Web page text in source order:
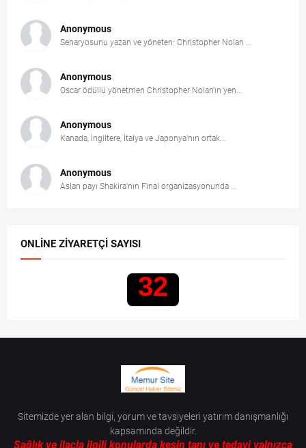
Anonymous
Senaryosunu yazan ve yöneten: Christopher Nolan ...
Anonymous
Oscar ödüllü yönetmen Christopher Nolan'ın yen...
Anonymous
Kanada, İngiltere, İtalya ve Japonya'nın ortak...
Anonymous
Aslan payı Shakira'nın Final organizasyonunda ...
ONLINE ZIYARETÇI SAYISI
32
Sitemizde yer alan bilgi, yorum ve tavsiyeleri yatırım danışmanlığı
kapsamında değildir.
Sağlık ve ilaçla ilgili konularda kesin tanı ve tedavi yalnızca